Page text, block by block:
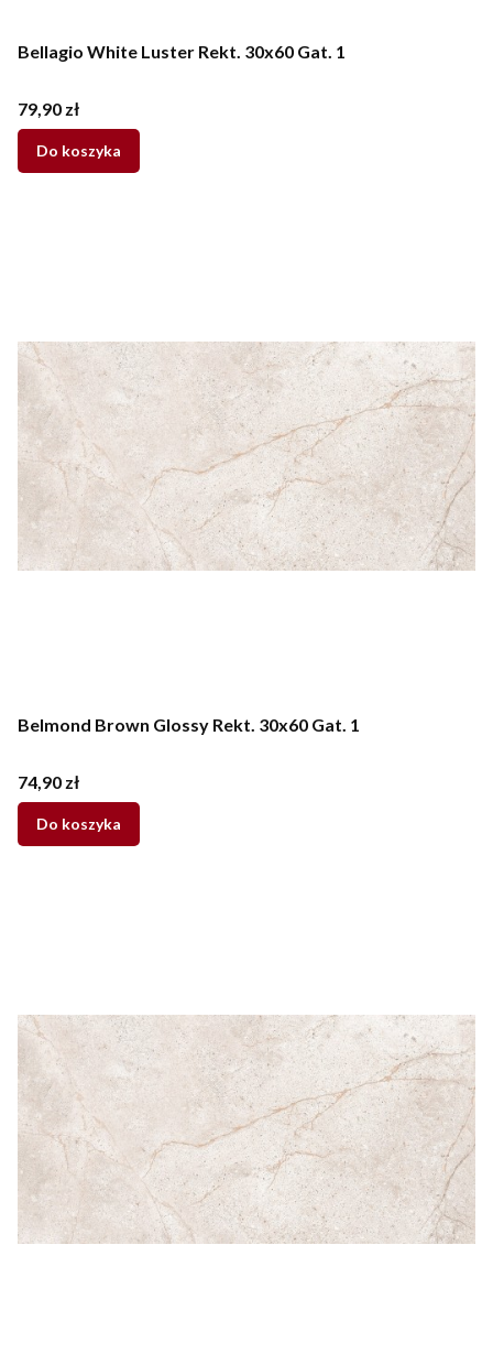
Bellagio White Luster Rekt. 30x60 Gat. 1
Cena
79,90 zł
Do koszyka
Belmond Brown Glossy Rekt. 30x60 Gat. 1
Cena
74,90 zł
Do koszyka